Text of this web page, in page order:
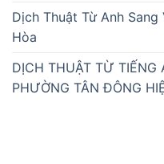
Dịch Thuật Từ Anh
Hòa
DỊCH THUẬT TỪ TIẾNG
PHƯỜNG TÂN ĐÔNG